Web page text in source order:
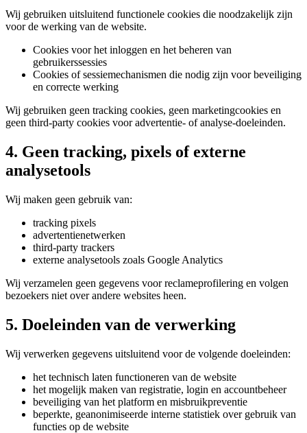
Wij gebruiken uitsluitend functionele cookies die noodzakelijk zijn
voor de werking van de website.
Cookies voor het inloggen en het beheren van
gebruikerssessies
Cookies of sessiemechanismen die nodig zijn voor beveiliging
en correcte werking
Wij gebruiken geen tracking cookies, geen marketingcookies en
geen third-party cookies voor advertentie- of analyse-doeleinden.
4. Geen tracking, pixels of externe
analysetools
Wij maken geen gebruik van:
tracking pixels
advertentienetwerken
third-party trackers
externe analysetools zoals Google Analytics
Wij verzamelen geen gegevens voor reclameprofilering en volgen
bezoekers niet over andere websites heen.
5. Doeleinden van de verwerking
Wij verwerken gegevens uitsluitend voor de volgende doeleinden:
het technisch laten functioneren van de website
het mogelijk maken van registratie, login en accountbeheer
beveiliging van het platform en misbruikpreventie
beperkte, geanonimiseerde interne statistiek over gebruik van
functies op de website